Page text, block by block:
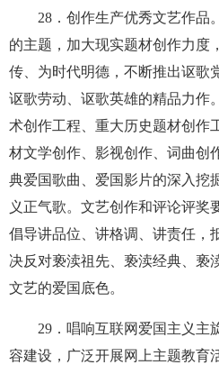
28 ．创作生产优秀文艺作
的主题，加大现实题材创作力度
传、为时代明德，不断推出讴歌
讴歌劳动、讴歌英雄的精品力作
术创作工程、重大历史题材创作
材文学创作、影视创作、词曲创
典爱国歌曲、爱国影片的深入挖
义正气歌。文艺创作和评论评奖
倡导讲品位、讲格调、讲责任，
决反对亵渎祖先、亵渎经典、亵
文艺的爱国底色。
29 ．唱响互联网爱国主义主
容建设，广泛开展网上主题教育